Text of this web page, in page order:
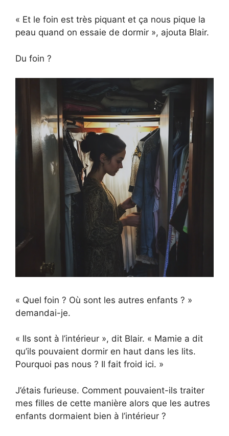
« Et le foin est très piquant et ça nous pique la
peau quand on essaie de dormir », ajouta Blair.
Du foin ?
« Quel foin ? Où sont les autres enfants ? »
demandai-je.
« Ils sont à l’intérieur », dit Blair. « Mamie a dit
qu’ils pouvaient dormir en haut dans les lits.
Pourquoi pas nous ? Il fait froid ici. »
J’étais furieuse. Comment pouvaient-ils traiter
mes filles de cette manière alors que les autres
enfants dormaient bien à l’intérieur ?